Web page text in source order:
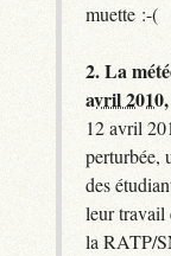
muette :-(
2.La
avril
12 avril
perturbée,
des
leur travail
la RATP/